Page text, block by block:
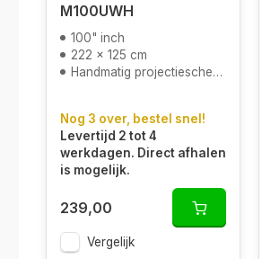
M100UWH
100" inch
222 x 125 cm
Handmatig projectiescherm
Nog 3 over, bestel snel!
Levertijd 2 tot 4
werkdagen. Direct afhalen
is mogelijk.
239,00
Vergelijk